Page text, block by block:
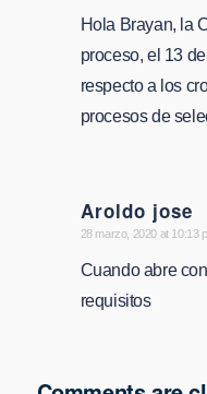
Hola Brayan, la
proceso, el 13
respecto a los
procesos de
Aroldo jose
says:
28 marzo, 2020 at 10:13
Cuando abre
requisitos